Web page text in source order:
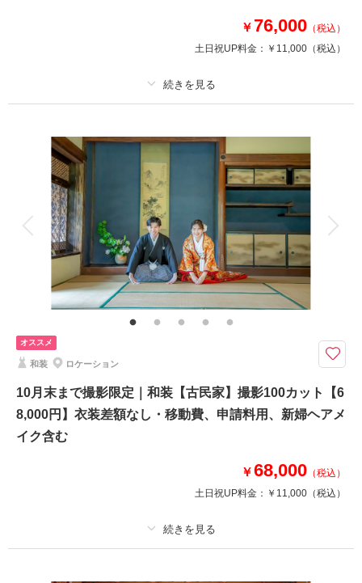
相談予約する 撮影日の空き
￥ 76,000 （税込）
土日祝UP料金： ￥11,000 （税込）
撮影料 新婦衣装2着 新郎衣装1着
着付け ヘアメイク 小物一式
アルバム データ 150 カット 台紙付写真
衣装追加
家族と撮影 家族用衣装レンタル ペットと撮影
その他含むもの
館内スタジオで金屏風前にて正座の撮影が含まれます 新婦ヘアメイク お
二人の着付け 和装小物一式 ロケ先までの送迎 ホテル館内撮影使用料
（神殿含む） 目白庭園撮影使用料含む
【館内神殿+中庭】＆【目白庭園】の2ヶ所で撮影が76,000円コミコミ。新
目白庭園×館内神殿+中庭の撮影両方撮れて76,000円
●新郎和装１着、新婦和装２着
●ご新婦様は白無垢・色打掛・黒引振袖より２点
相談予約する 撮影日の空き
オススメ
和装 ロケーション
10月末まで撮影限定｜和装【古民家】撮影100カット【6
8,000円】衣装差額なし・移動費、申請料用、新婦ヘアメ
イク含む
￥68,000 （税込）
土日祝UP料金： ￥11,000 （税込）